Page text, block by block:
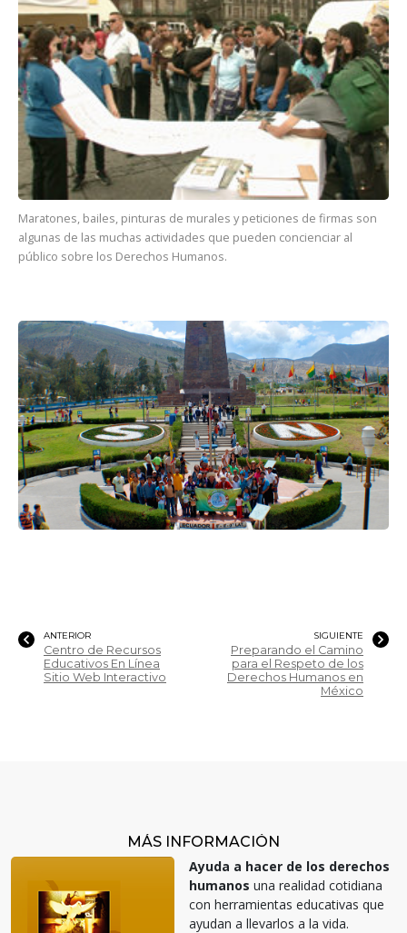
Maratones, bailes, pinturas de murales y peticiones de firmas son
algunas de las muchas actividades que pueden concienciar al
público sobre los Derechos Humanos.
ANTERIOR
Centro de Recursos
Educativos En Línea
Sitio Web Interactivo
SIGUIENTE
Preparando el Camino
para el Respeto de los
Derechos Humanos en
México
MÁS INFORMACIÓN
Ayuda a hacer de los derechos
humanos una realidad cotidiana
con herramientas educativas que
ayudan a llevarlos a la vida.